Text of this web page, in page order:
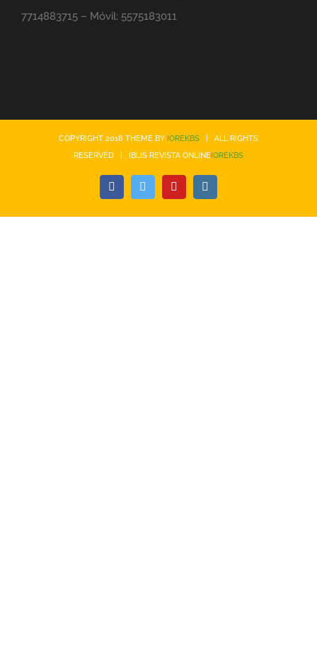
7714883715 – Móvil: 5575183011
COPYRIGHT 2018 THEME BY IOREKBS | ALL RIGHTS
RESERVED | IBLIS REVISTA ONLINE IOREKBS
FacebookTwitterYouTubeInstagram